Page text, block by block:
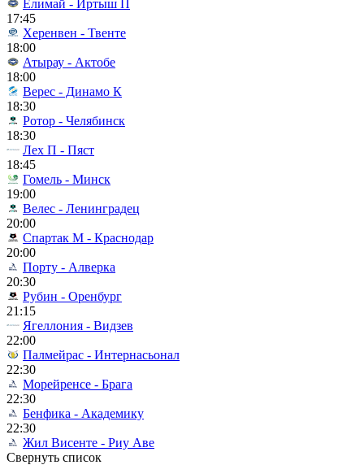
Елимай - Иртыш П
17:45
Херенвен - Твенте
18:00
Атырау - Актобе
18:00
Верес - Динамо К
18:30
Ротор - Челябинск
18:30
Лех П - Пяст
18:45
Гомель - Минск
19:00
Велес - Ленинградец
20:00
Спартак М - Краснодар
20:00
Порту - Алверка
20:30
Рубин - Оренбург
21:15
Ягеллония - Видзев
22:00
Палмейрас - Интернасьонал
22:30
Морейренсе - Брага
22:30
Бенфика - Академику
22:30
Жил Висенте - Риу Аве
Свернуть список